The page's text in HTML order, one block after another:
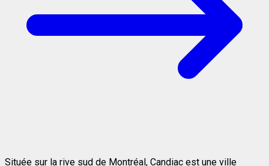
Située sur la rive sud de Montréal, Candiac est une ville